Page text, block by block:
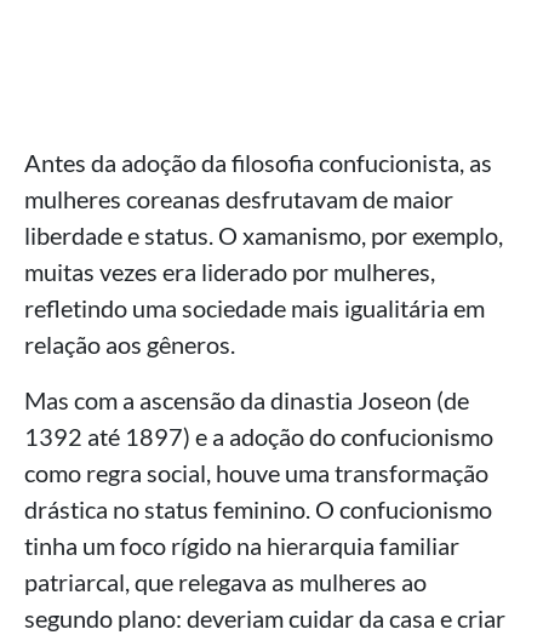
Antes da adoção da filosofia confucionista, as
mulheres coreanas desfrutavam de maior
liberdade e status. O xamanismo, por exemplo,
muitas vezes era liderado por mulheres,
refletindo uma sociedade mais igualitária em
relação aos gêneros.
Mas com a ascensão da dinastia Joseon (de
1392 até 1897) e a adoção do confucionismo
como regra social, houve uma transformação
drástica no status feminino. O confucionismo
tinha um foco rígido na hierarquia familiar
patriarcal, que relegava as mulheres ao
segundo plano: deveriam cuidar da casa e criar